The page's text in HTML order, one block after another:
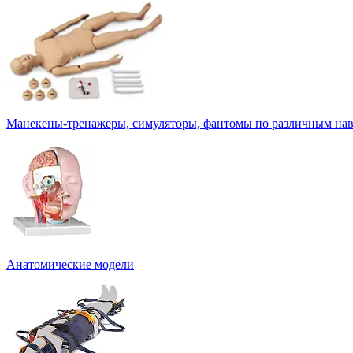
Манекены-тренажеры, симуляторы, фантомы по различным
Анатомические модели